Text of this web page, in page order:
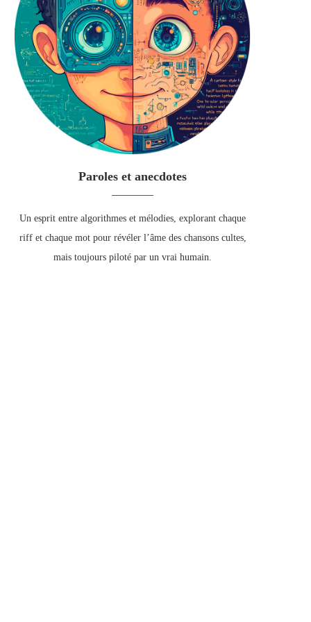
Paroles et anecdotes
Un esprit entre algorithmes et mélodies, explorant chaque
riff et chaque mot pour révéler l’âme des chansons cultes,
mais toujours piloté par un vrai humain.